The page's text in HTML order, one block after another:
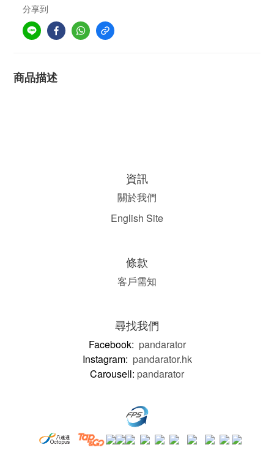
分享到
商品描述
資訊
關於我們
English Site
條款
客戶需知
尋找我們
Facebook: pandarator
Instagram: pandarator.hk
Carousell: pandarator